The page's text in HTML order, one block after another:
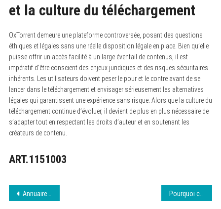
et la culture du téléchargement
OxTorrent demeure une plateforme controversée, posant des questions
éthiques et légales sans une réelle disposition légale en place. Bien qu’elle
puisse offrir un accès facilité à un large éventail de contenus, il est
impératif d’être conscient des enjeux juridiques et des risques sécuritaires
inhérents. Les utilisateurs doivent peser le pour et le contre avant de se
lancer dans le téléchargement et envisager sérieusement les alternatives
légales qui garantissent une expérience sans risque. Alors que la culture du
téléchargement continue d’évoluer, il devient de plus en plus nécessaire de
s’adapter tout en respectant les droits d’auteur et en soutenant les
créateurs de contenu.
ART.1151003
Navigation
Annuaire Besançon : un outil incontournable pour les professionnels